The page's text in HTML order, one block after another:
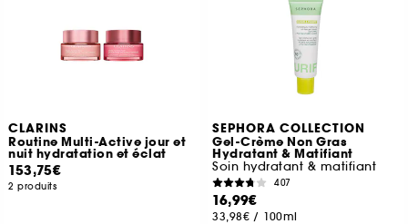
CLARINS
Routine Multi-Active jour et
nuit hydratation et éclat
153,75€
2 produits
SEPHORA COLLECTION
Gel-Crème Non Gras
Hydratant & Matifiant
Soin hydratant & matifiant
407
16,99€
33,98€ / 100ml